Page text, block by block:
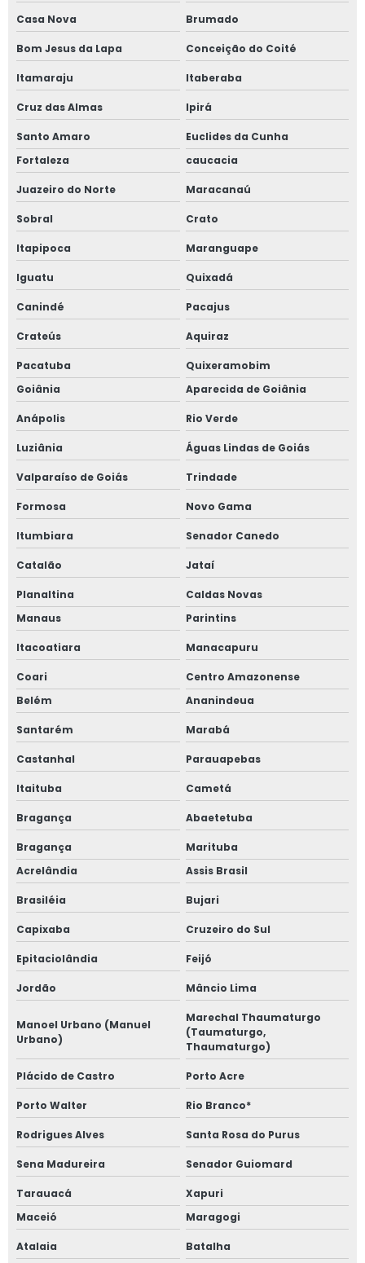
Casa Nova Brumado
Bom Jesus da Lapa Conceição do Coité
Itamaraju Itaberaba
Cruz das Almas Ipirá
Santo Amaro
Euclides da Cunha
Fortaleza
caucacia
Juazeiro do Norte Maracanaú
Sobral Crato
Itapipoca Maranguape
Iguatu Quixadá
Canindé Pacajus
Crateús Aquiraz
Pacatuba
Quixeramobim
Goiânia
Aparecida de Goiânia
Anápolis Rio Verde
Luziânia Águas Lindas de Goiás
Valparaíso de Goiás Trindade
Formosa Novo Gama
Itumbiara Senador Canedo
Catalão Jataí
Planaltina
Caldas Novas
Manaus
Parintins
Itacoatiara Manacapuru
Coari
Centro Amazonense
Belém
Ananindeua
Santarém Marabá
Castanhal Parauapebas
Itaituba Cametá
Bragança Abaetetuba
Bragança
Marituba
Acrelândia
Assis Brasil
Brasiléia Bujari
Capixaba Cruzeiro do Sul
Epitaciolândia Feijó
Jordão Mâncio Lima
Manoel Urbano (Manuel
Urbano)
Marechal Thaumaturgo
(Taumaturgo,
Thaumaturgo)
Plácido de Castro Porto Acre
Porto Walter Rio Branco*
Rodrigues Alves Santa Rosa do Purus
Sena Madureira Senador Guiomard
Tarauacá
Xapuri
Maceió
Maragogi
Atalaia Batalha